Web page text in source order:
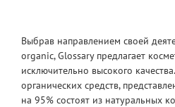
Выбрав направлением своей
organic, Glossary предлагает
исключительно высокого
органических средств,
на 95% состоят из натуральных